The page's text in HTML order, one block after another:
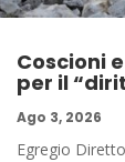
Coscioni
per il
Ago 3, 2026
Egregio